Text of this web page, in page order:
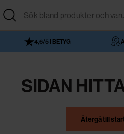
4,6/5 I BETYG
SIDAN
Återgå till